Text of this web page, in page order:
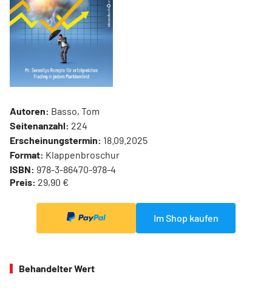
Autoren: Basso, Tom
Seitenanzahl: 224
Erscheinungstermin: 18.09.2025
Format: Klappenbroschur
ISBN: 978-3-86470-978-4
Preis: 29,90 €
Im Shop kaufen
Behandelter Wert